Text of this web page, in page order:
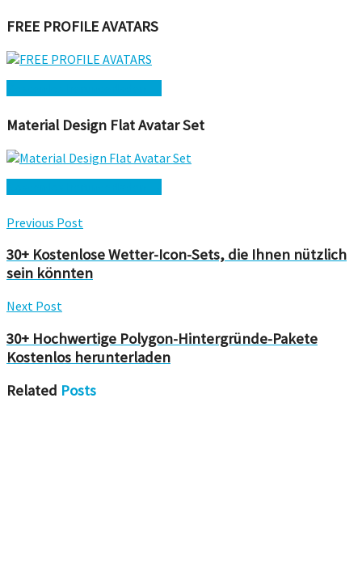
FREE PROFILE AVATARS
Material Design Flat Avatar Set
Previous Post
30+ Kostenlose Wetter-Icon-Sets, die Ihnen nützlich
sein könnten
Next Post
30+ Hochwertige Polygon-Hintergründe-Pakete
Kostenlos herunterladen
Related Posts